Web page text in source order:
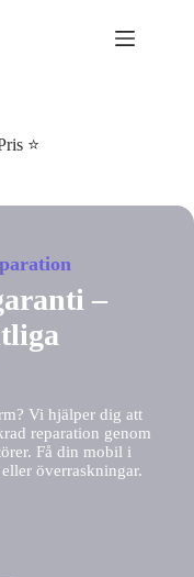
⭐
–
Vi hjälper dig att
reparation genom
Få din mobil i
överraskningar.